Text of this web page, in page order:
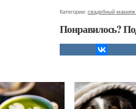
Категории: свадебный макияж
Понравилось?